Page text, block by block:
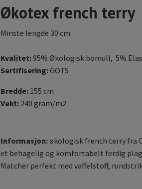
Økotex french terry
Minste lengde 30 cm
Kvalitet:95% Økologisk bomull, 5%
Sertifisering:GOTS
Bredde: 155 cm
Vekt: 240 gram/m2
Informasjon: økologisk french terry fra
et behagelig og komfortabelt ferdig
Matcher perfekt med vaffelstoff,